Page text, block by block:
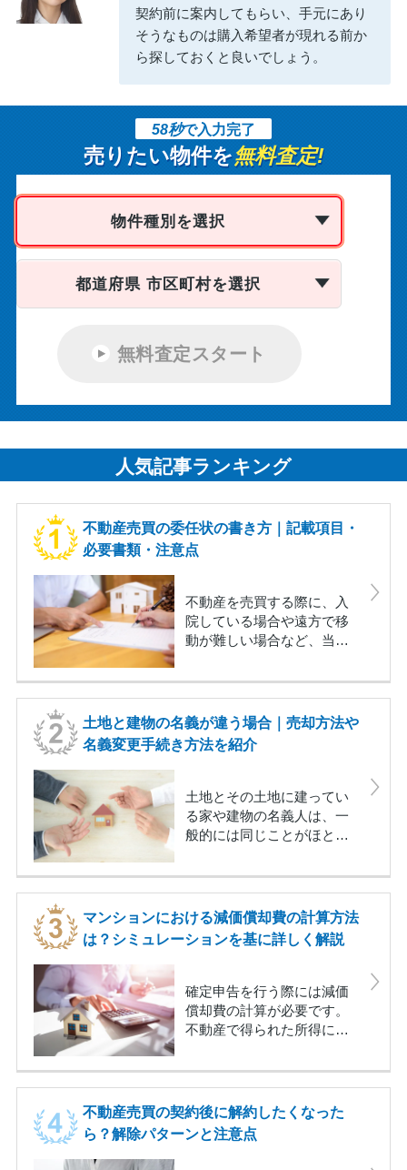
契約前に案内してもらい、手元にあり
そうなものは購入希望者が現れる前か
ら探しておくと良いでしょう。
58秒で入力完了
売りたい物件を無料査定!
物件種別を選択
都道府県 市区町村を選択
無料査定スタート
人気記事ランキング
不動産売買の委任状の書き方｜記載項目・
必要書類・注意点
不動産を売買する際に、入
院している場合や遠方で移
動が難しい場合など、当事
スもあります。このような
場合、委任状と呼ばれる書
類を作成し、代理人を立て
た上での取引きが可能で
す。この記事では、不動産
識をわかりやすく解説しま
す。どのようなときに委任
状で取引きできるか、どの
併せて説明しますので参考
にしてください。
土地と建物の名義が違う場合｜売却方法や
名義変更手続き方法を紹介
土地とその土地に建ってい
る家や建物の名義人は、一
般的には同じことがほとん
な事情により、土地の名義
人と家や建物の名義人が異
なっている場合もありま
す。土地と建物、それぞれ
の名義人が違うことで、不
あまりありません。しか
し、その土地や建物を売却
する際や、税金が課せられ
動産を売却したい場合、ど
のような方法があるのか、
手続きはどうすればいいの
マンションにおける減価償却費の計算方法
は？シミュレーションを基に詳しく解説
確定申告を行う際には減価
償却費の計算が必要です。
不動産で得られた所得には
得から経費を差し引くこと
ができれば課税される額が
抑えられるので税金が安く
なります。減価償却費は、
その経費として計上するこ
不動産売買の契約後に解約したくなった
ら？解除パターンと注意点